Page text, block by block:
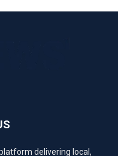
delivering local,